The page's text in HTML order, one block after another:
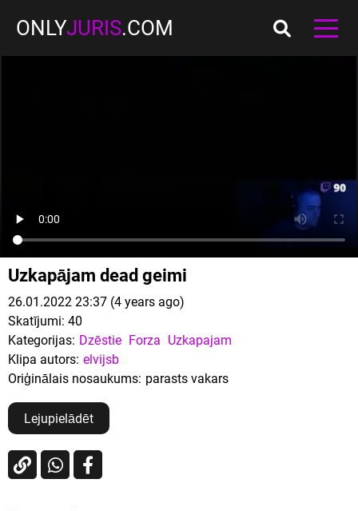
ONLYJURIS.COM
Uzkapājam dead geimi
26.01.2022 23:37 (4 years ago)
Skatījumi: 40
Kategorijas: Dzēstie Forza Uzkapajam
Klipa autors: elvijsb
Oriģinālais nosaukums: parasts vakars
Lejupielādēt